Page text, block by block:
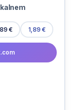
€ 1,89 €